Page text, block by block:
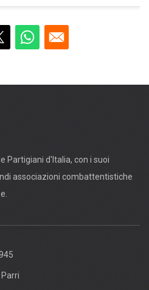
Partigiani d'Italia, con i suoi
associazioni combattentistiche